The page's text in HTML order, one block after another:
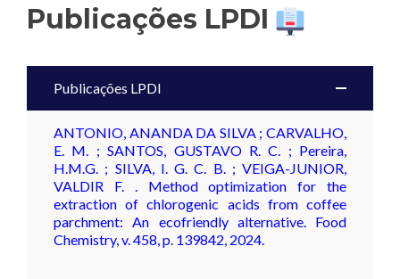
Publicações LPDI
Publicações LPDI
ANTONIO, ANANDA DA SILVA ; CARVALHO,
E. M. ; SANTOS, GUSTAVO R. C. ; Pereira,
H.M.G. ; SILVA, I. G. C. B. ; VEIGA-JUNIOR,
VALDIR F. . Method optimization for the
extraction of chlorogenic acids from coffee
parchment: An ecofriendly alternative. Food
Chemistry, v. 458, p. 139842, 2024.